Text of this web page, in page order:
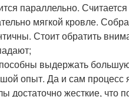
параллельно.
мягкой кровле.
Стоит обратить
выдержать
опыт. Да и сам
достаточно жесткие, что